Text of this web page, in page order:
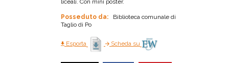
liceali. Con mini poster.
Posseduto da:
Biblioteca comunale di
Taglio di Po
Esporta Scheda su